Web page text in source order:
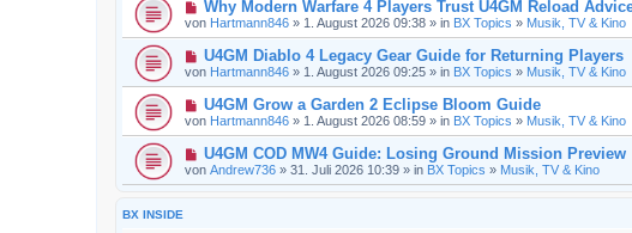
Why Modern Warfare 4 Players Trust U4GM Reload
von Hartmann846 » 1. August 2026 09:38 » in BX Topics » Musik, TV & Kino
U4GM Diablo 4 Legacy Gear Guide for Returning Players
von Hartmann846 » 1. August 2026 09:25 » in BX Topics » Musik, TV & Kino
U4GM Grow a Garden 2 Eclipse Bloom Guide
von Hartmann846 » 1. August 2026 08:59 » in BX Topics » Musik, TV & Kino
U4GM COD MW4 Guide: Losing Ground Mission Preview
von Andrew736 » 31. Juli 2026 10:39 » in BX Topics » Musik, TV & Kino
BX INSIDE